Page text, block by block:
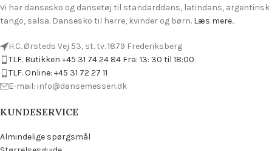
Vi har dansesko og dansetøj til standarddans, latindans, argentinsk
tango, salsa. Dansesko til herre, kvinder og børn. Læs mere..
H.C. Ørsteds Vej 53, st. tv. 1879 Frederiksberg
TLF. Butikken +45 31 74 24 84 Fra: 13: 30 til 18:00
TLF. Online: +45 31 72 27 11
E-mail: info@dansemessen.dk
KUNDESERVICE
Almindelige spørgsmål